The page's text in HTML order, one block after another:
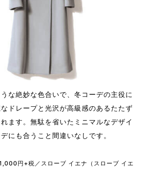
な絶妙な色合いで、冬コーデの主役に
ドレープと光沢が高級感のあるたたず
ます。無駄を省いたミニマルなデザイ
にも合うこと間違いなしです。
円+税／スローブ イエナ（スローブ イエ